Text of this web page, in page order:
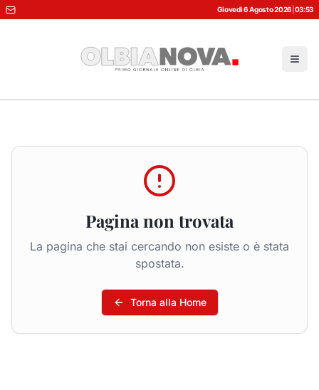
Giovedì 6 Agosto 2026 03:53
Pagina non trovata
La pagina che stai cercando non esiste o è stata
spostata.
Torna alla Home